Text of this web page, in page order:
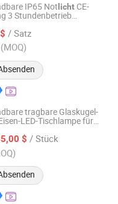
IP65 Not licht CE-
3 Stundenbetrieb
/ Satz
(MOQ)
tragbare Glaskugel-
LED-Tischlampe für
$ / Stück
Ltd.
2022